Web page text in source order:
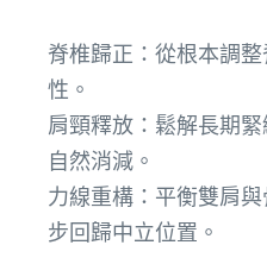
脊椎歸正：從根本調
性。
肩頸釋放：鬆解長期
自然消減。
力線重構：平衡雙肩
步回歸中立位置。